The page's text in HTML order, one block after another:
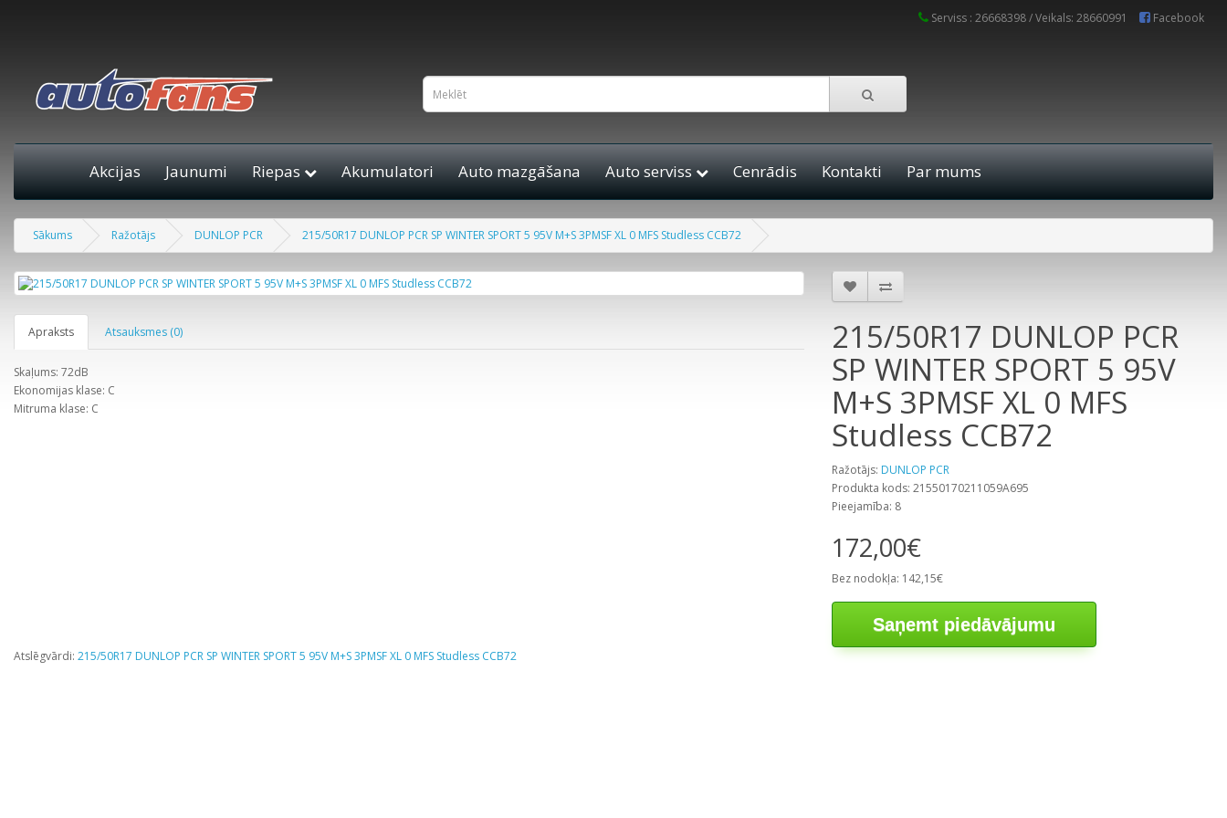
Serviss : 26668398 / Veikals: 28660991 Facebook
Akcijas Jaunumi Riepas Akumulatori Auto mazgāšana Auto serviss Cenrādis Kontakti Par mums
Sākums Ražotājs DUNLOP PCR 215/50R17 DUNLOP PCR SP WINTER SPORT 5 95V M+S 3PMSF XL 0 MFS Studless CCB72
Apraksts Atsauksmes (0)
Skaļums: 72dB
Ekonomijas klase: C
Mitruma klase: C
215/50R17 DUNLOP PCR
SP WINTER SPORT 5 95V
M+S 3PMSF XL 0 MFS
Studless CCB72
Ražotājs: DUNLOP PCR
Produkta kods: 21550170211059A695
Pieejamība: 8
172,00€
Bez nodokļa: 142,15€
Saņemt piedāvājumu
Atslēgvārdi: 215/50R17 DUNLOP PCR SP WINTER SPORT 5 95V M+S 3PMSF XL 0 MFS Studless CCB72